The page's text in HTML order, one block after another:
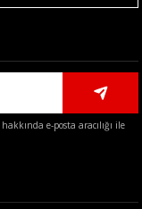
e-posta aracılığı ile